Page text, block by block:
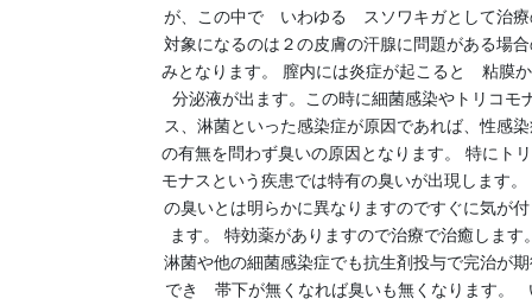
が、この中で いわゆる スソワキガとして治療
対象になるのは２の皮膚の汗腺に問題がある場
みとなります。 膣内には炎症が起こると 粘膜
分泌液が出ます。この時に細菌感染やトリコモ
ス、淋菌といった感染症が原因であれば、性感
の有無を問わず臭いの原因となります。 特にト
モナスという疾患では特有の臭いが出現します。
の臭いとは明らかに異なりますのですぐに気が
ます。 特効薬がありますので治療で治癒します
淋菌や他の細菌感染症でも抗生剤投与で完治が
でき 帯下が無くなれば臭いも無くなります。